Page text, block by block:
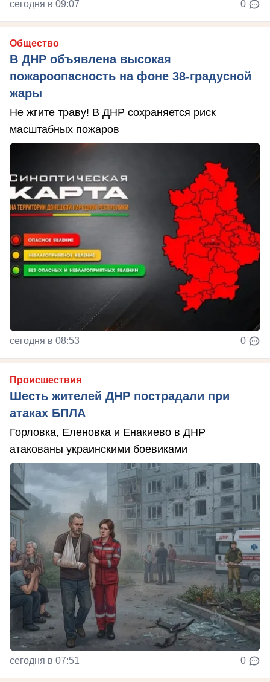
сегодня в 09:07 0
Общество
В ДНР объявлена высокая
пожароопасность на фоне 38-градусной
жары
Не жгите траву! В ДНР сохраняется риск
масштабных пожаров
сегодня в 08:53 0
Происшествия
Шесть жителей ДНР пострадали при
атаках БПЛА
Горловка, Еленовка и Енакиево в ДНР
атакованы украинскими боевиками
сегодня в 07:51 0